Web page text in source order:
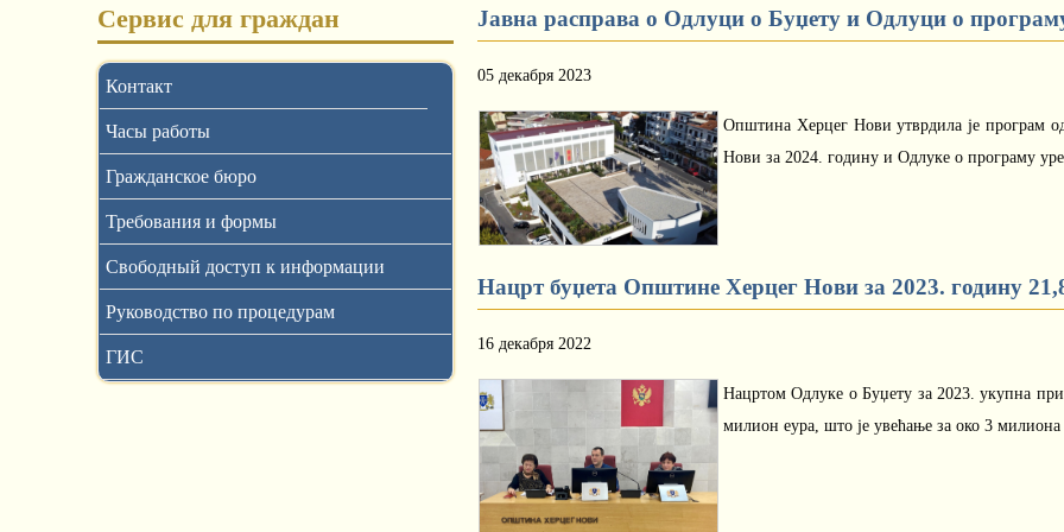
Сервис для граждан
Контакт
Часы работы
Гражданское бюро
Требования и формы
Свободный доступ к информации
Руководство по процедурам
ГИС
Јавна расправа о Одлуци о Буџету и Одлуци о
05 декабря 2023
Општина Херцег Нови утврдила је програм
Нови за 2024. годину и Одлуке о програму
Нацрт буџета Општине Херцег Нови за 2023. годину
16 декабря 2022
Нацртом Одлуке о Буџету за 2023. укупна
милион еура, што је увећање за око 3